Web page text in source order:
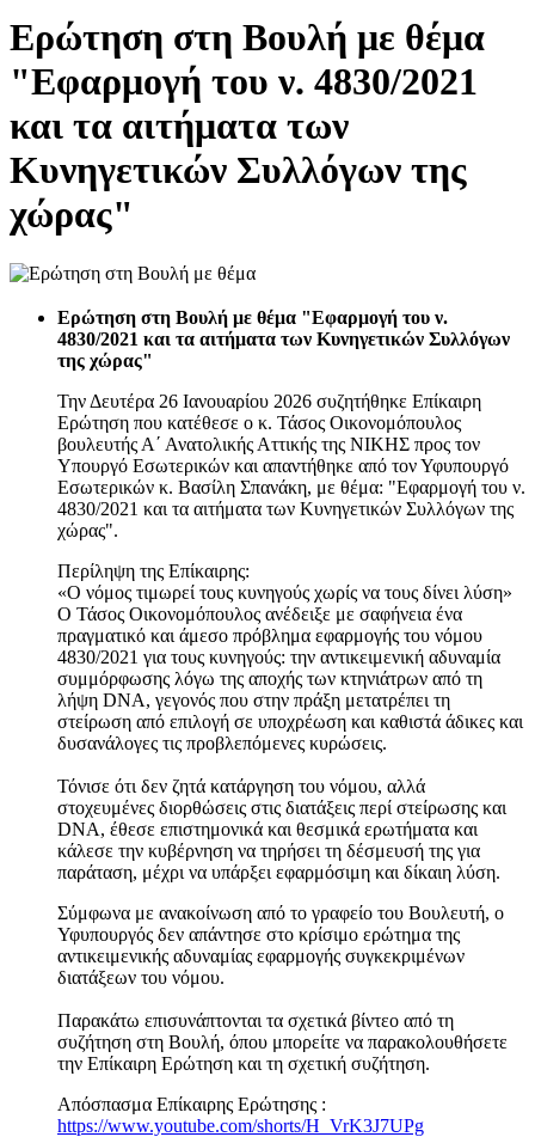
Ερώτηση στη Βουλή με θέμα
"Εφαρμογή του ν. 4830/2021
και τα αιτήματα των
Κυνηγετικών Συλλόγων της
χώρας"
Ερώτηση στη Βουλή με θέμα "Εφαρμογή του ν.
4830/2021 και τα αιτήματα των Κυνηγετικών Συλλόγων
της χώρας"
Την Δευτέρα 26 Ιανουαρίου 2026 συζητήθηκε Επίκαιρη
Ερώτηση που κατέθεσε ο κ. Τάσος Οικονομόπουλος
βουλευτής Α΄ Ανατολικής Αττικής της ΝΙΚΗΣ προς τον
Υπουργό Εσωτερικών και απαντήθηκε από τον Υφυπουργό
Εσωτερικών κ. Βασίλη Σπανάκη, με θέμα: "Εφαρμογή του ν.
4830/2021 και τα αιτήματα των Κυνηγετικών Συλλόγων της
χώρας".
Περίληψη της Επίκαιρης:
«Ο νόμος τιμωρεί τους κυνηγούς χωρίς να τους δίνει λύση»
Ο Τάσος Οικονομόπουλος ανέδειξε με σαφήνεια ένα
πραγματικό και άμεσο πρόβλημα εφαρμογής του νόμου
4830/2021 για τους κυνηγούς: την αντικειμενική αδυναμία
συμμόρφωσης λόγω της αποχής των κτηνιάτρων από τη
λήψη DNA, γεγονός που στην πράξη μετατρέπει τη
στείρωση από επιλογή σε υποχρέωση και καθιστά άδικες και
δυσανάλογες τις προβλεπόμενες κυρώσεις.
Τόνισε ότι δεν ζητά κατάργηση του νόμου, αλλά
στοχευμένες διορθώσεις στις διατάξεις περί στείρωσης και
DNA, έθεσε επιστημονικά και θεσμικά ερωτήματα και
κάλεσε την κυβέρνηση να τηρήσει τη δέσμευσή της για
παράταση, μέχρι να υπάρξει εφαρμόσιμη και δίκαιη λύση.
Σύμφωνα με ανακοίνωση από το γραφείο του Βουλευτή, ο
Υφυπουργός δεν απάντησε στο κρίσιμο ερώτημα της
αντικειμενικής αδυναμίας εφαρμογής συγκεκριμένων
διατάξεων του νόμου.
Παρακάτω επισυνάπτονται τα σχετικά βίντεο από τη
συζήτηση στη Βουλή, όπου μπορείτε να παρακολουθήσετε
την Επίκαιρη Ερώτηση και τη σχετική συζήτηση.
Απόσπασμα Επίκαιρης Ερώτησης :
https://www.youtube.com/shorts/H_VrK3J7UPg